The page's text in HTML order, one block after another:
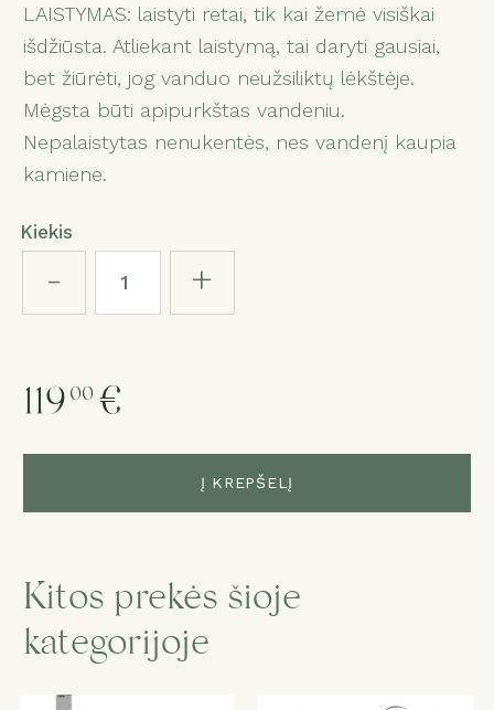
LAISTYMAS: laistyti retai, tik kai žemė visiškai
išdžiūsta. Atliekant laistymą, tai daryti gausiai,
bet žiūrėti, jog vanduo neužsiliktų lėkštėje.
Mėgsta būti apipurkštas vandeniu.
Nepalaistytas nenukentės, nes vandenį kaupia
kamiene.
Kiekis
- +
119 00 €
Į KREPŠELĮ
Kitos prekės šioje
kategorijoje